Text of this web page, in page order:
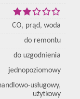
CO, prąd, woda
do remontu
do uzgodnienia
jednopoziomowy
usługowy,
użytkowy